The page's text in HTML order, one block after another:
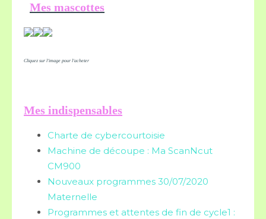
Mes mascottes
Cliquez sur l'image pour l'acheter
Mes indispensables
Charte de cybercourtoisie
Machine de découpe : Ma ScanNcut
CM900
Nouveaux programmes 30/07/2020
Maternelle
Programmes et attentes de fin de cycle1 :